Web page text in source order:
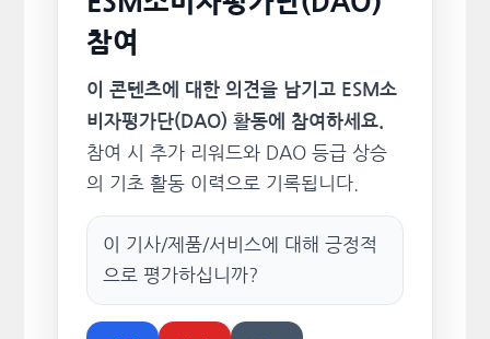
참여
이 콘텐츠에 대한 의견을 남기고 ESM소
비자평가단(DAO) 활동에 참여하세요.
참여 시 추가 리워드와 DAO 등급 상승
의 기초 활동 이력으로 기록됩니다.
이 기사/제품/서비스에 대해 긍정적
으로 평가하십니까?